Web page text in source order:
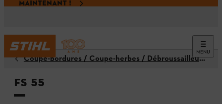
MAINTENANT !
MENU
Coupe-bordures / Coupe-herbes / Débroussailleuses
FS 55